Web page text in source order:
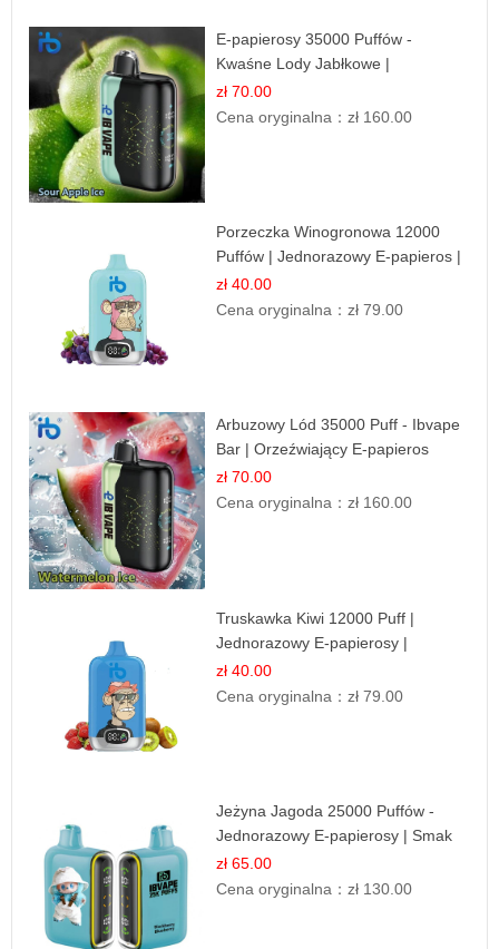
E-papierosy 35000 Puffów -
Kwaśne Lody Jabłkowe |
Orzeźwiający Smak
zł 70.00
Cena oryginalna：zł 160.00
Porzeczka Winogronowa 12000
Puffów | Jednorazowy E-papieros |
Owocowy Miks
zł 40.00
Cena oryginalna：zł 79.00
Arbuzowy Lód 35000 Puff - Ibvape
Bar | Orzeźwiający E-papieros
Jednorazowy
zł 70.00
Cena oryginalna：zł 160.00
Truskawka Kiwi 12000 Puff |
Jednorazowy E-papierosy |
Owocowa Mieszanka
zł 40.00
Cena oryginalna：zł 79.00
Jeżyna Jagoda 25000 Puffów -
Jednorazowy E-papierosy | Smak
Leśnych Owoców
zł 65.00
Cena oryginalna：zł 130.00